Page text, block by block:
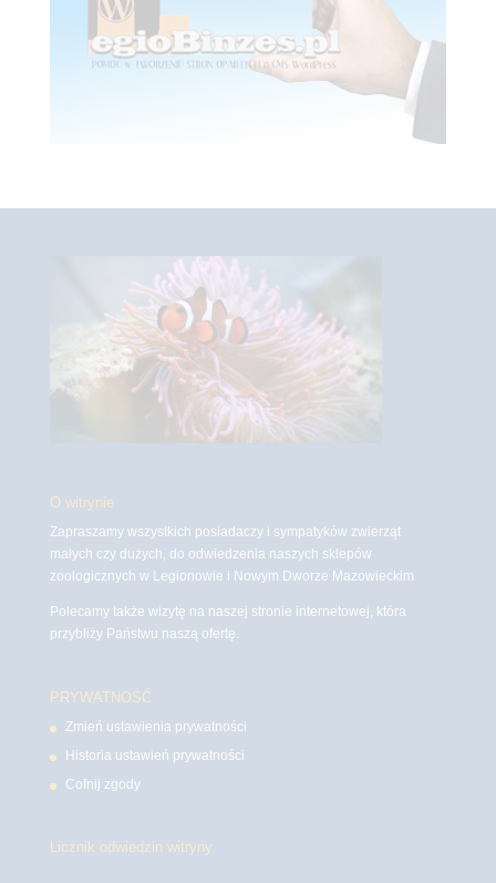
O witrynie
Zapraszamy wszystkich posiadaczy i sympatyków zwierząt
małych czy dużych, do odwiedzenia naszych sklepów
zoologicznych w Legionowie i Nowym Dworze Mazowieckim
Polecamy także wizytę na naszej stronie internetowej, która
przybliży Państwu naszą ofertę.
PRYWATNOŚĆ
Zmień ustawienia prywatności
Historia ustawień prywatności
Cofnij zgody
Licznik odwiedzin witryny